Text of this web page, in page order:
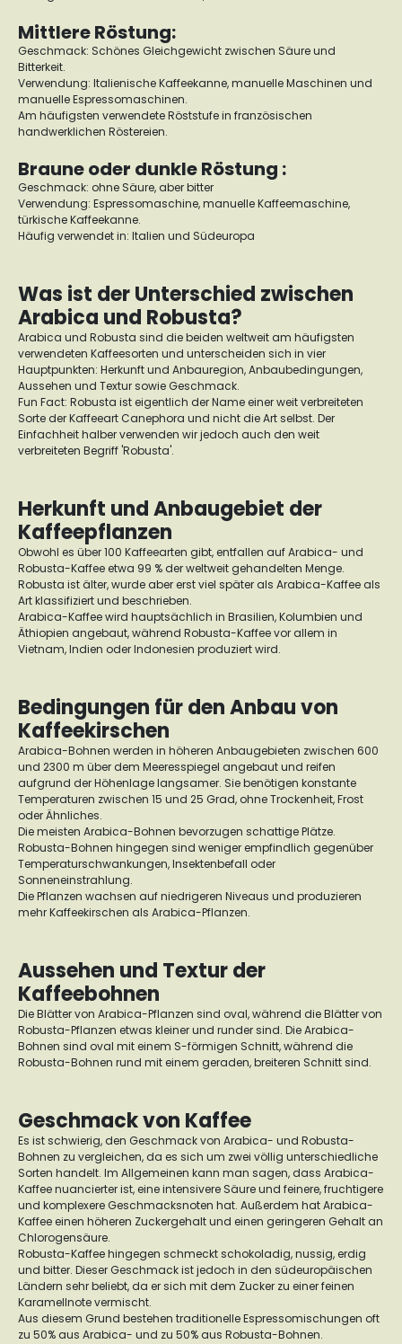
Mittlere Röstung:
Geschmack: Schönes Gleichgewicht zwischen Säure und
Bitterkeit.
Verwendung: Italienische Kaffeekanne, manuelle Maschinen und
manuelle Espressomaschinen.
Am häufigsten verwendete Röststufe in französischen
handwerklichen Röstereien.
Braune oder dunkle Röstung :
Geschmack: ohne Säure, aber bitter
Verwendung: Espressomaschine, manuelle Kaffeemaschine,
türkische Kaffeekanne.
Häufig verwendet in: Italien und Südeuropa
Was ist der Unterschied zwischen
Arabica und Robusta?
Arabica und Robusta sind die beiden weltweit am häufigsten
verwendeten Kaffeesorten und unterscheiden sich in vier
Hauptpunkten: Herkunft und Anbauregion, Anbaubedingungen,
Aussehen und Textur sowie Geschmack.
Fun Fact: Robusta ist eigentlich der Name einer weit verbreiteten
Sorte der Kaffeeart Canephora und nicht die Art selbst. Der
Einfachheit halber verwenden wir jedoch auch den weit
verbreiteten Begriff 'Robusta'.
Herkunft und Anbaugebiet der
Kaffeepflanzen
Obwohl es über 100 Kaffeearten gibt, entfallen auf Arabica- und
Robusta-Kaffee etwa 99 % der weltweit gehandelten Menge.
Robusta ist älter, wurde aber erst viel später als Arabica-Kaffee als
Art klassifiziert und beschrieben.
Arabica-Kaffee wird hauptsächlich in Brasilien, Kolumbien und
Äthiopien angebaut, während Robusta-Kaffee vor allem in
Vietnam, Indien oder Indonesien produziert wird.
Bedingungen für den Anbau von
Kaffeekirschen
Arabica-Bohnen werden in höheren Anbaugebieten zwischen 600
und 2300 m über dem Meeresspiegel angebaut und reifen
aufgrund der Höhenlage langsamer. Sie benötigen konstante
Temperaturen zwischen 15 und 25 Grad, ohne Trockenheit, Frost
oder Ähnliches.
Die meisten Arabica-Bohnen bevorzugen schattige Plätze.
Robusta-Bohnen hingegen sind weniger empfindlich gegenüber
Temperaturschwankungen, Insektenbefall oder
Sonneneinstrahlung.
Die Pflanzen wachsen auf niedrigeren Niveaus und produzieren
mehr Kaffeekirschen als Arabica-Pflanzen.
Aussehen und Textur der
Kaffeebohnen
Die Blätter von Arabica-Pflanzen sind oval, während die Blätter von
Robusta-Pflanzen etwas kleiner und runder sind. Die Arabica-
Bohnen sind oval mit einem S-förmigen Schnitt, während die
Robusta-Bohnen rund mit einem geraden, breiteren Schnitt sind.
Geschmack von Kaffee
Es ist schwierig, den Geschmack von Arabica- und Robusta-
Bohnen zu vergleichen, da es sich um zwei völlig unterschiedliche
Sorten handelt. Im Allgemeinen kann man sagen, dass Arabica-
Kaffee nuancierter ist, eine intensivere Säure und feinere, fruchtigere
und komplexere Geschmacksnoten hat. Außerdem hat Arabica-
Kaffee einen höheren Zuckergehalt und einen geringeren Gehalt an
Chlorogensäure.
Robusta-Kaffee hingegen schmeckt schokoladig, nussig, erdig
und bitter. Dieser Geschmack ist jedoch in den südeuropäischen
Ländern sehr beliebt, da er sich mit dem Zucker zu einer feinen
Karamellnote vermischt.
Aus diesem Grund bestehen traditionelle Espressomischungen oft
zu 50% aus Arabica- und zu 50% aus Robusta-Bohnen.